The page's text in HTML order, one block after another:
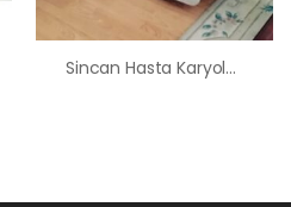
Sincan Hasta Karyolası Hasta Yatağı Kiralama Fiyatları